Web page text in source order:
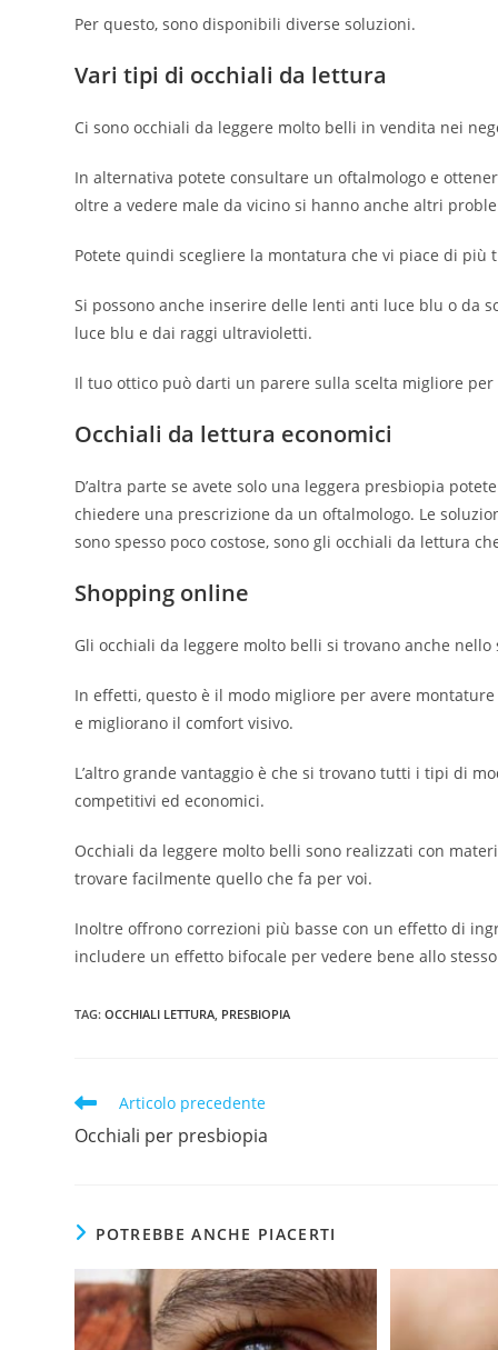
Per questo, sono disponibili diverse soluzioni.
Vari tipi di occhiali da lettura
Ci sono occhiali da leggere molto belli in vendita nei
In alternativa potete consultare un oftalmologo e
oltre a vedere male da vicino si hanno anche altri
Potete quindi scegliere la montatura che vi piace di
Si possono anche inserire delle lenti anti luce blu o da
luce blu e dai raggi ultravioletti.
Il tuo ottico può darti un parere sulla scelta migliore
Occhiali da lettura economici
D’altra parte se avete solo una leggera presbiopia
chiedere una prescrizione da un oftalmologo. Le
sono spesso poco costose, sono gli occhiali da lettura
Shopping online
Gli occhiali da leggere molto belli si trovano anche
In effetti, questo è il modo migliore per avere
e migliorano il comfort visivo.
L’altro grande vantaggio è che si trovano tutti i tipi di
competitivi ed economici.
Occhiali da leggere molto belli sono realizzati con
trovare facilmente quello che fa per voi.
Inoltre offrono correzioni più basse con un effetto di
includere un effetto bifocale per vedere bene allo
TAG:OCCHIALI LETTURA PRESBIOPIA
Articolo precedente
Occhiali per presbiopia
POTREBBE ANCHE PIACERTI